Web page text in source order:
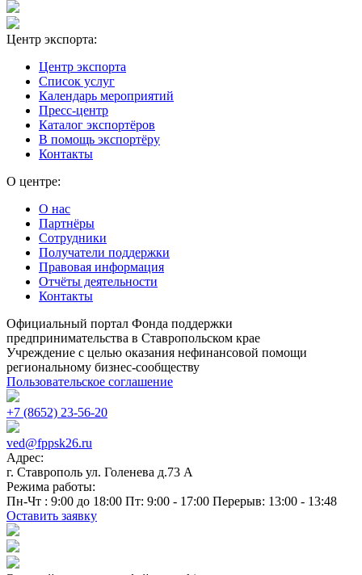
Центр экспорта:
Центр экспорта
Список услуг
Календарь мероприятий
Пресс-центр
Каталог экспортёров
В помощь экспортёру
Контакты
О центре:
О нас
Партнёры
Сотрудники
Получатели поддержки
Правовая информация
Отчёты деятельности
Контакты
Официальный портал Фонда поддержки
предпринимательства в Ставропольском крае
Учреждение с целью оказания нефинансовой помощи
региональному бизнес-сообществу
Пользовательское соглашение
+7 (8652) 23-56-20
ved@fppsk26.ru
Адрес:
г. Ставрополь ул. Голенева д.73 A
Режима работы:
Пн-Чт : 9:00 до 18:00 Пт: 9:00 - 17:00 Перерыв: 13:00 - 13:48
Оставить заявку